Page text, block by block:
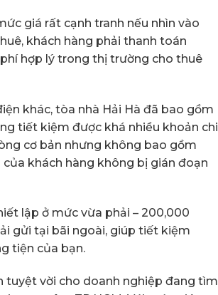
giá rất cạnh tranh nếu nhìn vào
khách hàng phải thanh toán
hợp lý trong thị trường cho thuê
khác, tòa nhà Hải Hà đã bao gồm
tiết kiệm được khá nhiều khoản chi
cơ bản nhưng không bao gồm
khách hàng không bị gián đoạn
lập ở mức vừa phải – 200,000
gửi tại bãi ngoài, giúp tiết kiệm
tiện của bạn.
tuyệt vời cho doanh nghiệp đang tìm